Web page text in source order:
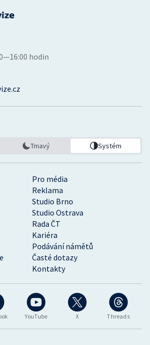
YouTube X Threads
Pro média
Reklama
Studio Brno
Studio Ostrava
Rada ČT
Kariéra
Podávání námětů
Časté dotazy
Kontakty
hodin
Tmavý Systém